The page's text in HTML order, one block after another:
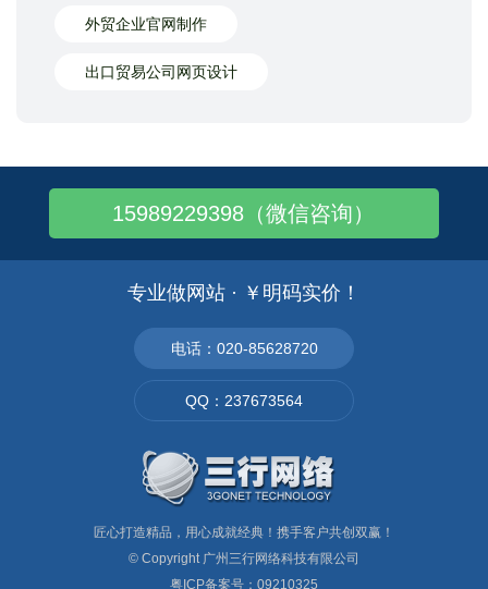
外贸企业官网制作
出口贸易公司网页设计
15989229398（微信咨询）
专业做网站 · ￥明码实价！
电话：020-85628720
QQ：237673564
匠心打造精品，用心成就经典！携手客户共创双赢！
© Copyright 广州三行网络科技有限公司
粤ICP备案号：09210325